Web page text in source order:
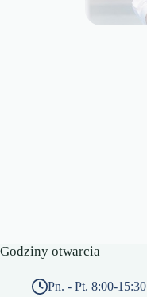
Godziny otwarcia
Pn. - Pt. 8:00-15:30